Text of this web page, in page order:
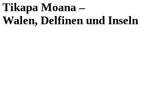
Moana –
Delfinen und Inseln